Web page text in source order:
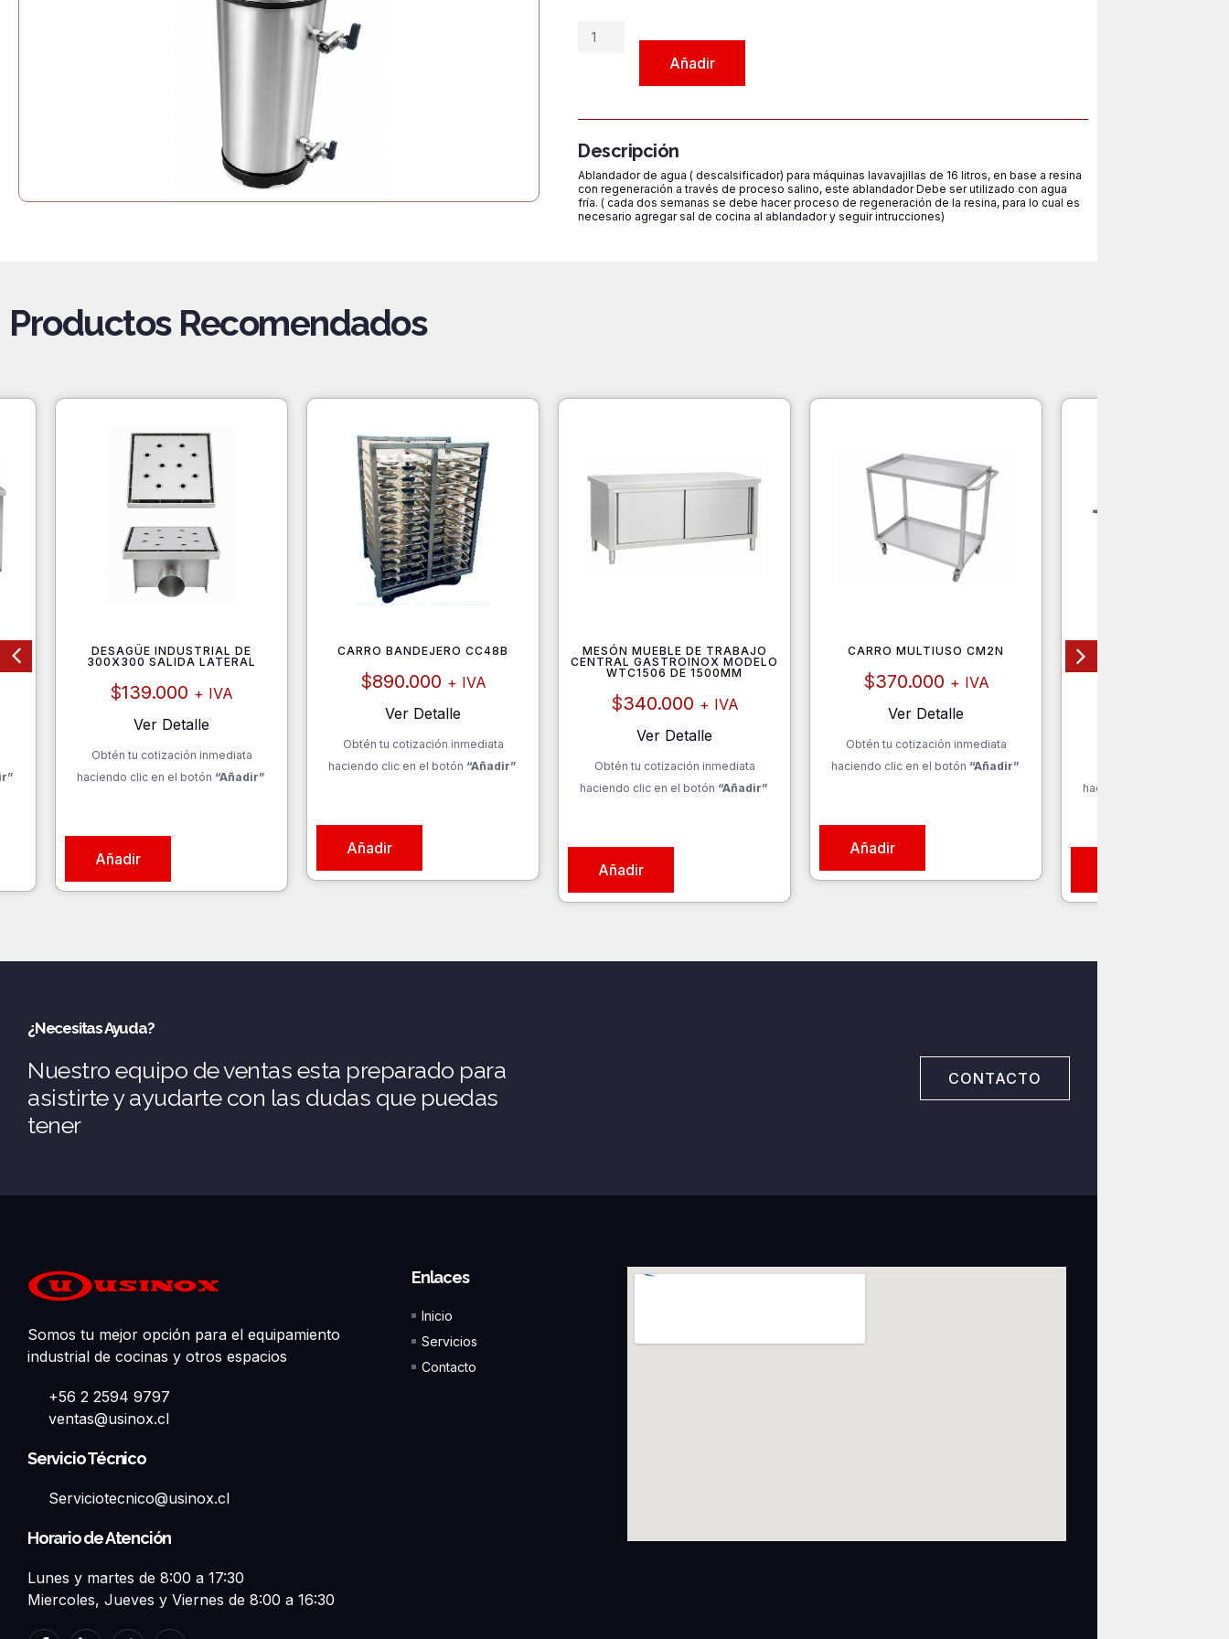
Ablandador
cantidad
Añadir
Descripción
Ablandador de agua ( descalsificador) para máquinas lavavajillas de 16 litros, en base a resina
con regeneración a través de proceso salino, este ablandador Debe ser utilizado con agua
fría. ( cada dos semanas se debe hacer proceso de regeneración de la resina, para lo cual es
necesario agregar sal de cocina al ablandador y seguir intrucciones)
Productos Recomendados
DESAGÜE INDUSTRIAL DE
300X300 SALIDA LATERAL
$139.000 + IVA
Ver Detalle
Obtén tu cotización inmediata
haciendo clic en el botón “Añadir”
Añadir
CARRO BANDEJERO CC48B
$890.000 + IVA
Ver Detalle
Obtén tu cotización inmediata
haciendo clic en el botón “Añadir”
Añadir
MESÓN MUEBLE DE TRABAJO
CENTRAL GASTROINOX MODELO
WTC1506 DE 1500MM
$340.000 + IVA
Ver Detalle
Obtén tu cotización inmediata
haciendo clic en el botón “Añadir”
Añadir
CARRO MULTIUSO CM2N
$370.000 + IVA
Ver Detalle
Obtén tu cotización inmediata
haciendo clic en el botón “Añadir”
Añadir
CUBIERTA DE
304 1900X700 OZTI
haciendo clic en el botón
¿Necesitas Ayuda?
Nuestro equipo de ventas esta preparado para
asistirte y ayudarte con las dudas que puedas
tener
CONTACTO
Somos tu mejor opción para el equipamiento
industrial de cocinas y otros espacios
+56 2 2594 9797
ventas@usinox.cl
Servicio Técnico
Serviciotecnico@usinox.cl
Horario de Atención
Lunes y martes de 8:00 a 17:30
Miercoles, Jueves y Viernes de 8:00 a 16:30
Enlaces
Inicio
Servicios
Contacto